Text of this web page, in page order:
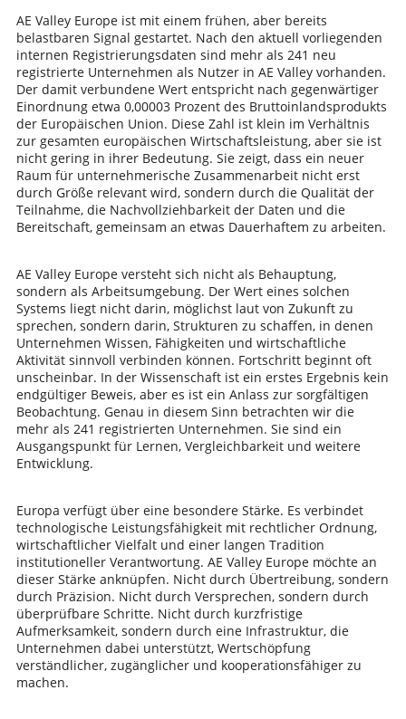
AE Valley Europe ist mit einem frühen, aber bereits
belastbaren Signal gestartet. Nach den aktuell vorliegenden
internen Registrierungsdaten sind mehr als 241 neu
registrierte Unternehmen als Nutzer in AE Valley vorhanden.
Der damit verbundene Wert entspricht nach gegenwärtiger
Einordnung etwa 0,00003 Prozent des Bruttoinlandsprodukts
der Europäischen Union. Diese Zahl ist klein im Verhältnis
zur gesamten europäischen Wirtschaftsleistung, aber sie ist
nicht gering in ihrer Bedeutung. Sie zeigt, dass ein neuer
Raum für unternehmerische Zusammenarbeit nicht erst
durch Größe relevant wird, sondern durch die Qualität der
Teilnahme, die Nachvollziehbarkeit der Daten und die
Bereitschaft, gemeinsam an etwas Dauerhaftem zu arbeiten.
AE Valley Europe versteht sich nicht als Behauptung,
sondern als Arbeitsumgebung. Der Wert eines solchen
Systems liegt nicht darin, möglichst laut von Zukunft zu
sprechen, sondern darin, Strukturen zu schaffen, in denen
Unternehmen Wissen, Fähigkeiten und wirtschaftliche
Aktivität sinnvoll verbinden können. Fortschritt beginnt oft
unscheinbar. In der Wissenschaft ist ein erstes Ergebnis kein
endgültiger Beweis, aber es ist ein Anlass zur sorgfältigen
Beobachtung. Genau in diesem Sinn betrachten wir die
mehr als 241 registrierten Unternehmen. Sie sind ein
Ausgangspunkt für Lernen, Vergleichbarkeit und weitere
Entwicklung.
Europa verfügt über eine besondere Stärke. Es verbindet
technologische Leistungsfähigkeit mit rechtlicher Ordnung,
wirtschaftlicher Vielfalt und einer langen Tradition
institutioneller Verantwortung. AE Valley Europe möchte an
dieser Stärke anknüpfen. Nicht durch Übertreibung, sondern
durch Präzision. Nicht durch Versprechen, sondern durch
überprüfbare Schritte. Nicht durch kurzfristige
Aufmerksamkeit, sondern durch eine Infrastruktur, die
Unternehmen dabei unterstützt, Wertschöpfung
verständlicher, zugänglicher und kooperationsfähiger zu
machen.